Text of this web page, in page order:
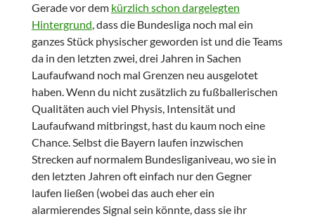
Gerade vor dem kürzlich schon dargelegten
Hintergrund, dass die Bundesliga noch mal ein
ganzes Stück physischer geworden ist und die Teams
da in den letzten zwei, drei Jahren in Sachen
Laufaufwand noch mal Grenzen neu ausgelotet
haben. Wenn du nicht zusätzlich zu fußballerischen
Qualitäten auch viel Physis, Intensität und
Laufaufwand mitbringst, hast du kaum noch eine
Chance. Selbst die Bayern laufen inzwischen
Strecken auf normalem Bundesliganiveau, wo sie in
den letzten Jahren oft einfach nur den Gegner
laufen ließen (wobei das auch eher ein
alarmierendes Signal sein könnte, dass sie ihr